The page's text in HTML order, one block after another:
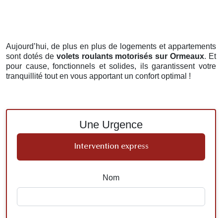
Aujourd’hui, de plus en plus de logements et appartements
sont dotés de volets roulants motorisés sur Ormeaux. Et
pour cause, fonctionnels et solides, ils garantissent votre
tranquillité tout en vous apportant un confort optimal !
Une Urgence
Intervention express
Nom